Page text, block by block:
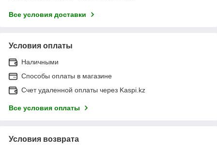
Все условия доставки
Условия оплаты
Наличными
Способы оплаты в магазине
Счет удаленной оплаты через Kaspi.kz
Все условия оплаты
Условия возврата